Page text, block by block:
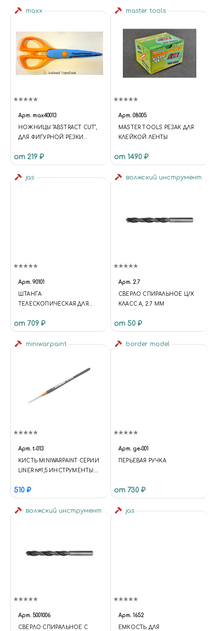
maxx
Арт. max40013
НОЖНИЦЫ "ABSTRACT CUT",
ДЛЯ ФИГУРНОЙ РЕЗКИ
от 219 ₽
master tools
Арт. 08005
MASTER TOOLS РЕЗАК ДЛЯ
КЛЕЙКОЙ ЛЕНТЫ
от 1490 ₽
jas
Арт. 90101
ШТАНГА
ТЕЛЕСКОПИЧЕСКАЯ ДЛЯ
ВАЛОМ, JAS 90101
от 709 ₽
волжский инструмент
Арт. 2.7
СВЕРЛО СПИРАЛЬНОЕ Ц/Х
КЛАСС А, 2.7 ММ
от 50 ₽
miniwarpaint
Арт. t-013
КИСТЬ MINIWARPAINT СЕРИИ
LINER №1,5 ИНСТРУМЕНТЫ:
510 ₽
border model
Арт. ge-001
ПЕРЬЕВАЯ РУЧКА
от 730 ₽
волжский инструмент
Арт. 5001006
СВЕРЛО СПИРАЛЬНОЕ С
jas
Арт. 1652
ЕМКОСТЬ ДЛЯ